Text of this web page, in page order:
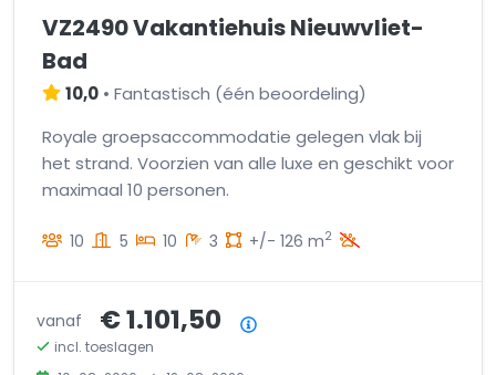
VZ2490 Vakantiehuis Nieuwvliet-
Bad
10,0 • Fantastisch (één beoordeling)
Royale groepsaccommodatie gelegen vlak bij
het strand. Voorzien van alle luxe en geschikt voor
maximaal 10 personen.
10 5 10 3 +/- 126 m2
vanaf € 1.101,50
incl. toeslagen